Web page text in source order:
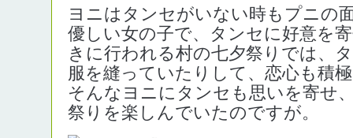
ヨニはタンセがいない時もプニの
優しい女の子で、タンセに好意を
きに行われる村の七夕祭りでは、
服を縫っていたりして、恋心も積
そんなヨニにタンセも思いを寄せ
祭りを楽しんでいたのですが。